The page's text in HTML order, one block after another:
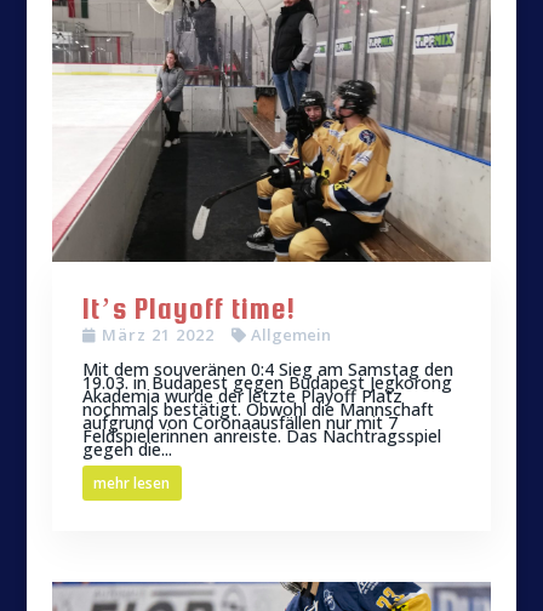
It’s Playoff time!
März 21 2022 Allgemein
Mit dem souveränen 0:4 Sieg am Samstag den
19.03. in Budapest gegen Budapest Jegkorong
Akademia wurde der letzte Playoff Platz
nochmals bestätigt. Obwohl die Mannschaft
aufgrund von Coronaausfällen nur mit 7
Feldspielerinnen anreiste. Das Nachtragsspiel
gegen die...
mehr lesen